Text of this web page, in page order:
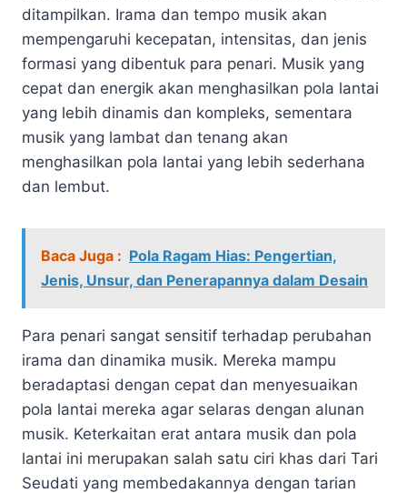
ditampilkan. Irama dan tempo musik akan
mempengaruhi kecepatan, intensitas, dan jenis
formasi yang dibentuk para penari. Musik yang
cepat dan energik akan menghasilkan pola lantai
yang lebih dinamis dan kompleks, sementara
musik yang lambat dan tenang akan
menghasilkan pola lantai yang lebih sederhana
dan lembut.
Baca Juga : Pola Ragam Hias: Pengertian,
Jenis, Unsur, dan Penerapannya dalam Desain
Para penari sangat sensitif terhadap perubahan
irama dan dinamika musik. Mereka mampu
beradaptasi dengan cepat dan menyesuaikan
pola lantai mereka agar selaras dengan alunan
musik. Keterkaitan erat antara musik dan pola
lantai ini merupakan salah satu ciri khas dari Tari
Seudati yang membedakannya dengan tarian